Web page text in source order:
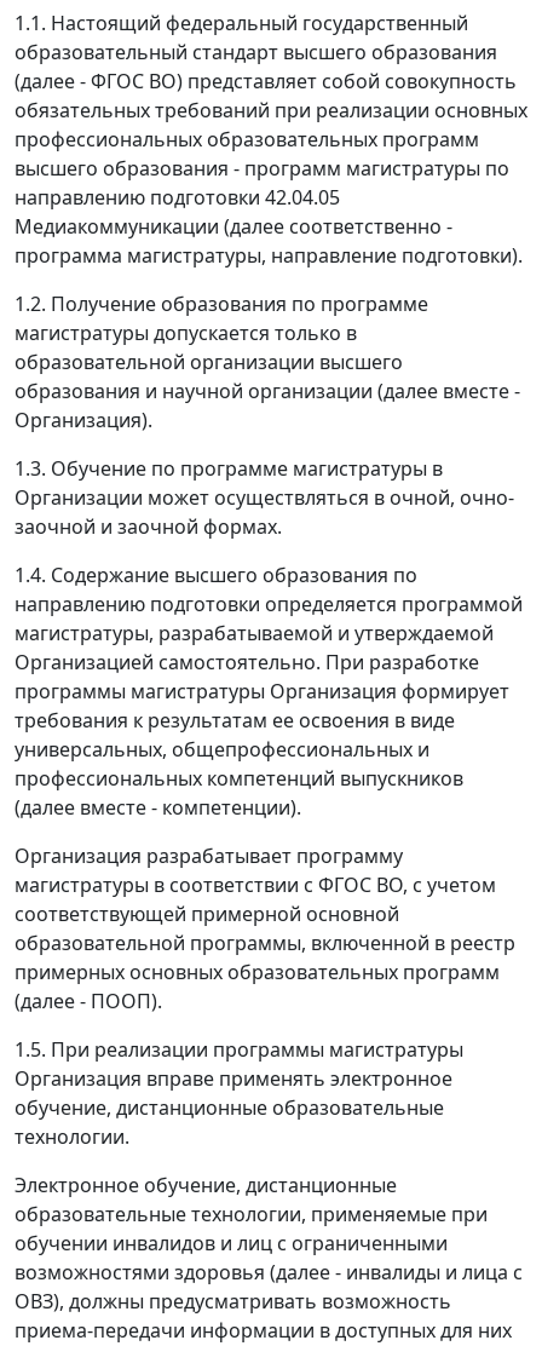
1.1. Настоящий федеральный государственный
образовательный стандарт высшего образования
(далее - ФГОС ВО) представляет собой совокупность
обязательных требований при реализации основных
профессиональных образовательных программ
высшего образования - программ магистратуры по
направлению подготовки 42.04.05
Медиакоммуникации (далее соответственно -
программа магистратуры, направление подготовки).
1.2. Получение образования по программе
магистратуры допускается только в
образовательной организации высшего
образования и научной организации (далее вместе -
Организация).
1.3. Обучение по программе магистратуры в
Организации может осуществляться в очной, очно-
заочной и заочной формах.
1.4. Содержание высшего образования по
направлению подготовки определяется программой
магистратуры, разрабатываемой и утверждаемой
Организацией самостоятельно. При разработке
программы магистратуры Организация формирует
требования к результатам ее освоения в виде
универсальных, общепрофессиональных и
профессиональных компетенций выпускников
(далее вместе - компетенции).
Организация разрабатывает программу
магистратуры в соответствии с ФГОС ВО, с учетом
соответствующей примерной основной
образовательной программы, включенной в реестр
примерных основных образовательных программ
(далее - ПООП).
1.5. При реализации программы магистратуры
Организация вправе применять электронное
обучение, дистанционные образовательные
технологии.
Электронное обучение, дистанционные
образовательные технологии, применяемые при
обучении инвалидов и лиц с ограниченными
возможностями здоровья (далее - инвалиды и лица с
ОВЗ), должны предусматривать возможность
приема-передачи информации в доступных для них